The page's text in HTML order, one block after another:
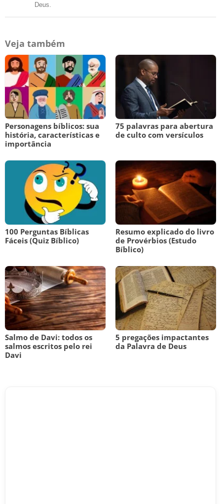
Deus.
Veja também
Personagens bíblicos: sua
história, características e
importância
75 palavras para abertura
de culto com versículos
100 Perguntas Bíblicas
Fáceis (Quiz Bíblico)
Resumo explicado do livro
de Provérbios (Estudo
Bíblico)
Salmo de Davi: todos os
salmos escritos pelo rei
Davi
5 pregações impactantes
da Palavra de Deus